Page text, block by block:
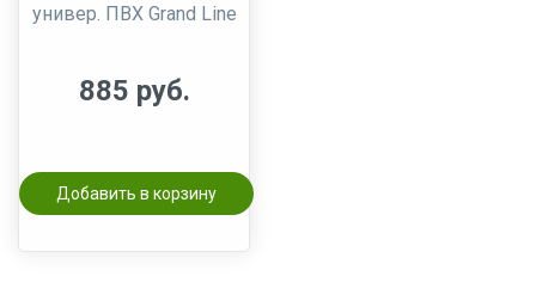
универ. ПВХ Grand Line
885 руб.
Добавить в корзину